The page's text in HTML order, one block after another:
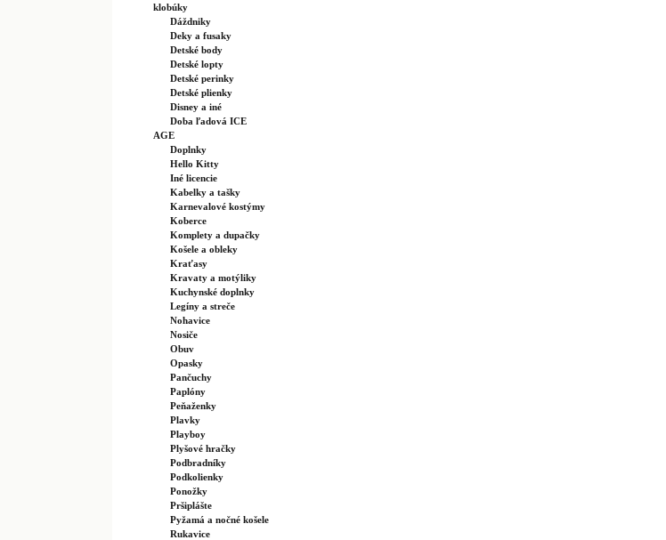
klobúky
Dáždniky
Deky a fusaky
Detské body
Detské lopty
Detské perinky
Detské plienky
Disney a iné
Doba ľadová ICE
AGE
Doplnky
Hello Kitty
Iné licencie
Kabelky a tašky
Karnevalové kostýmy
Koberce
Komplety a dupačky
Košele a obleky
Kraťasy
Kravaty a motýliky
Kuchynské doplnky
Legíny a streče
Nohavice
Nosiče
Obuv
Opasky
Pančuchy
Paplóny
Peňaženky
Plavky
Playboy
Plyšové hračky
Podbradníky
Podkolienky
Ponožky
Pršiplášte
Pyžamá a nočné košele
Rukavice